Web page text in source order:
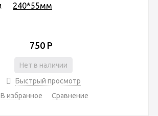
240*55мм
750 Р
Нет в наличии
Быстрый просмотр
В избранное
Сравнение